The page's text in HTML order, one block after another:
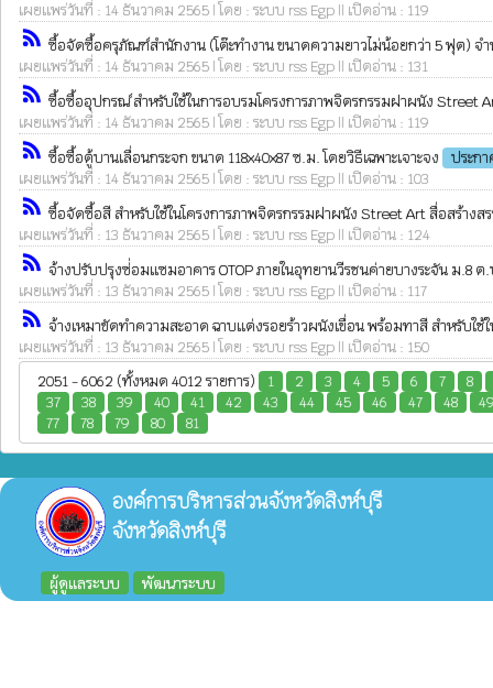
เผยแพร่วันที่ : 14 ธันวาคม 2565 | โดย : ระบบ rss Egp || เปิดอ่าน : 119
rss_feed ซื้อจัดซื้อครุภัณฑ์สำนักงาน (โต๊ะทำงาน ขนาดความยาวไม่น้อยกว่า 5 ฟุต) จำ
เผยแพร่วันที่ : 14 ธันวาคม 2565 | โดย : ระบบ rss Egp || เปิดอ่าน : 131
rss_feed ซื้อซื้ออุปกรณ์ สำหรับใช้ในการอบรมโครงการภาพจิตรกรรมฝาผนัง Street
เผยแพร่วันที่ : 14 ธันวาคม 2565 | โดย : ระบบ rss Egp || เปิดอ่าน : 119
rss_feed ซื้อซื้อตู้บานเลื่อนกระจก ขนาด 118x40x87 ซ.ม. โดยวิธีเฉพาะเจาะจง
ประก
เผยแพร่วันที่ : 14 ธันวาคม 2565 | โดย : ระบบ rss Egp || เปิดอ่าน : 103
rss_feed ซื้อจัดซื้อสี สำหรับใช้ในโครงการภาพจิตรกรรมฝาผนัง Street Art สื่อสร้างสร
เผยแพร่วันที่ : 13 ธันวาคม 2565 | โดย : ระบบ rss Egp || เปิดอ่าน : 124
rss_feed จ้างปรับปรุงซ่่อมแซมอาคาร OTOP ภายในอุทยานวีรชนค่ายบางระจัน ม.8 ต
เผยแพร่วันที่ : 13 ธันวาคม 2565 | โดย : ระบบ rss Egp || เปิดอ่าน : 117
rss_feed จ้างเหมาขัดทำความสะอาด ฉาบแต่งรอยร้าวผนังเขื่อน พร้อมทาสี สำหรับใช้
เผยแพร่วันที่ : 13 ธันวาคม 2565 | โดย : ระบบ rss Egp || เปิดอ่าน : 150
2051 - 6062 (ทั้งหมด 4012 รายการ)
1 2 3 4 5 6 7
8
37
38 39 40 41 42 43 44 45 46 47 48
77
78 79 80 81
องค์การบริหารส่วนจังหวัดสิงห์บุรี
จังหวัดสิงห์บุรี
ผู้ดูแลระบบ พัฒนาระบบ